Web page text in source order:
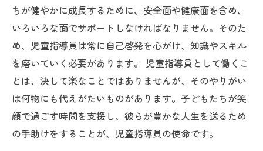
ちが健やかに成長するために、安全面や健康面を含め、
いろいろな面でサポートしなければなりません。そのた
め、児童指導員は常に自己啓発を心がけ、知識やスキル
を磨いていく必要があります。 児童指導員として働くこ
とは、決して楽なことではありませんが、そのやりがい
は何物にも代えがたいものがあります。子どもたちが笑
顔で過ごす時間を支援し、彼らが豊かな人生を送るため
の手助けをすることが、児童指導員の使命です。